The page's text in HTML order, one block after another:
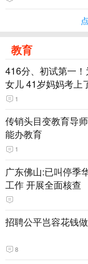
教育
416分、初试第一
女儿 41岁妈妈考上
1
传销头目变教育导
能办教育
1
广东佛山:已叫停季
工作 开展全面核查
招聘公平岂容花钱
8